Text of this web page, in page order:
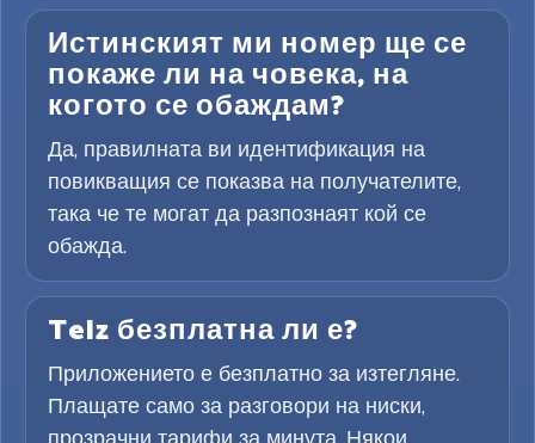
Истинският ми номер ще се
покаже ли на човека, на
когото се обаждам?
Да, правилната ви идентификация на
повикващия се показва на получателите,
така че те могат да разпознаят кой се
обажда.
Telz безплатна ли е?
Приложението е безплатно за изтегляне.
Плащате само за разговори на ниски,